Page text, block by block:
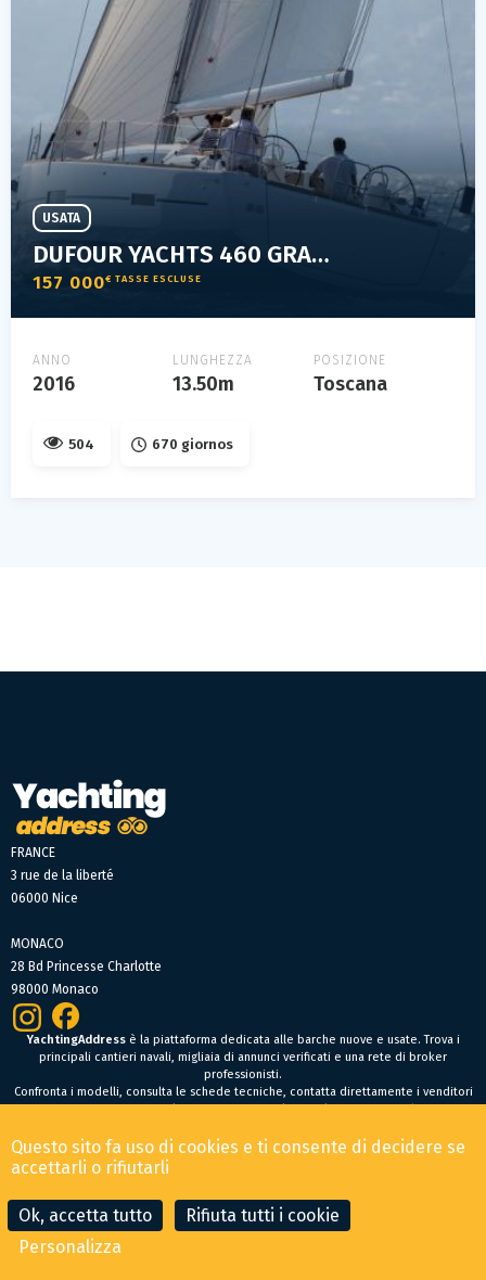
DUFOUR YACHTS 460 GRANDLARGE
157 000€ TASSE ESCLUSE
USATA
ANNO
2016
LUNGHEZZA
13.50m
POSIZIONE
Toscana
504 670 giornos
CONTATTA IL BROKER
FRANCE
3 rue de la liberté
06000 Nice
MONACO
28 Bd Princesse Charlotte
98000 Monaco
YachtingAddressè la piattaforma dedicata alle barche nuove e usate. Trova i
principali cantieri navali, migliaia di annunci verificati e una rete di broker
professionisti.
Confronta i modelli, consulta le schede tecniche, contatta direttamente i venditori
oppure fai un’offerta online per trovare facilmente la tua prossima barca.
Condizioni Generali di Vendita-Menzioni legali
© 2026 YachtingAddress.com
Questo sito fa uso di cookies e ti consente di decidere se
accettarli o rifiutarli
Ok, accetta tutto
Rifiuta tutti i cookie
Personalizza